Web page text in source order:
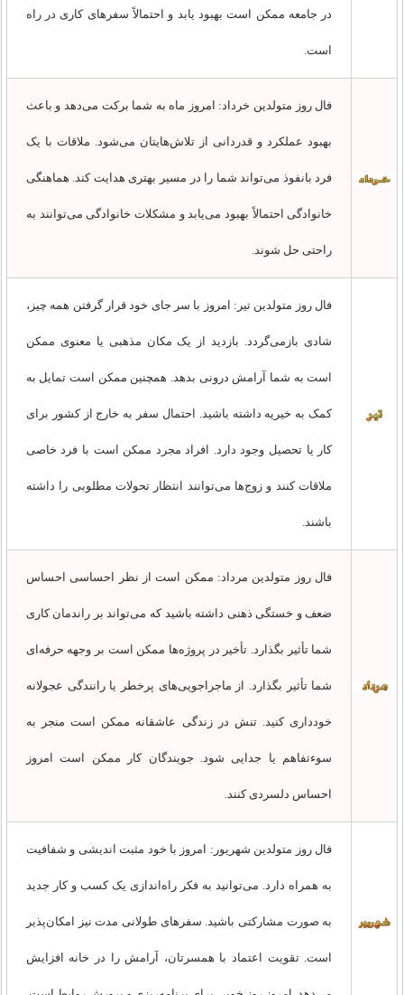
در جامعه ممکن است بهبود یابد و احتمالاً سفرهای کاری در راه
است.
فال روز متولدین خرداد: امروز ماه به شما برکت می‌دهد و باعث
بهبود عملکرد و قدردانی از تلاش‌هایتان می‌شود. ملاقات با یک
فرد بانفوذ می‌تواند شما را در مسیر بهتری هدایت کند. هماهنگی
خانوادگی احتمالاً بهبود می‌یابد و مشکلات خانوادگی می‌توانند به
راحتی حل شوند.
فال روز متولدین تیر: امروز با سر جای خود قرار گرفتن همه چیز،
شادی بازمی‌گردد. بازدید از یک مکان مذهبی یا معنوی ممکن
است به شما آرامش درونی بدهد. همچنین ممکن است تمایل به
کمک به خیریه داشته باشید. احتمال سفر به خارج از کشور برای
کار یا تحصیل وجود دارد. افراد مجرد ممکن است با فرد خاصی
ملاقات کنند و زوج‌ها می‌توانند انتظار تحولات مطلوبی را داشته
باشند.
فال روز متولدین مرداد: ممکن است از نظر احساسی احساس
ضعف و خستگی ذهنی داشته باشید که می‌تواند بر راندمان کاری
شما تأثیر بگذارد. تأخیر در پروژه‌ها ممکن است بر وجهه حرفه‌ای
شما تأثیر بگذارد. از ماجراجویی‌های پرخطر یا رانندگی عجولانه
خودداری کنید. تنش در زندگی عاشقانه ممکن است منجر به
سوءتفاهم یا جدایی شود. جویندگان کار ممکن است امروز
احساس دلسردی کنند.
فال روز متولدین شهریور: امروز با خود مثبت اندیشی و شفافیت
به همراه دارد. می‌توانید به فکر راه‌اندازی یک کسب و کار جدید
به صورت مشارکتی باشید. سفرهای طولانی مدت نیز امکان‌پذیر
است. تقویت اعتماد با همسرتان، آرامش را در خانه افزایش